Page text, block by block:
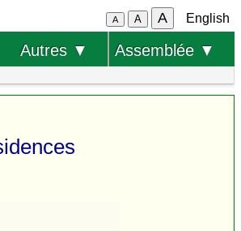
A A A English
Autres ▼ Assemblée ▼